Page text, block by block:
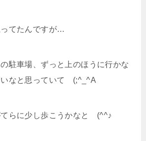
てたんですが…
駐車場、ずっと上のほうに行かな
いなと思っていて (;^_^A
てらに少し歩こうかなと (^^♪